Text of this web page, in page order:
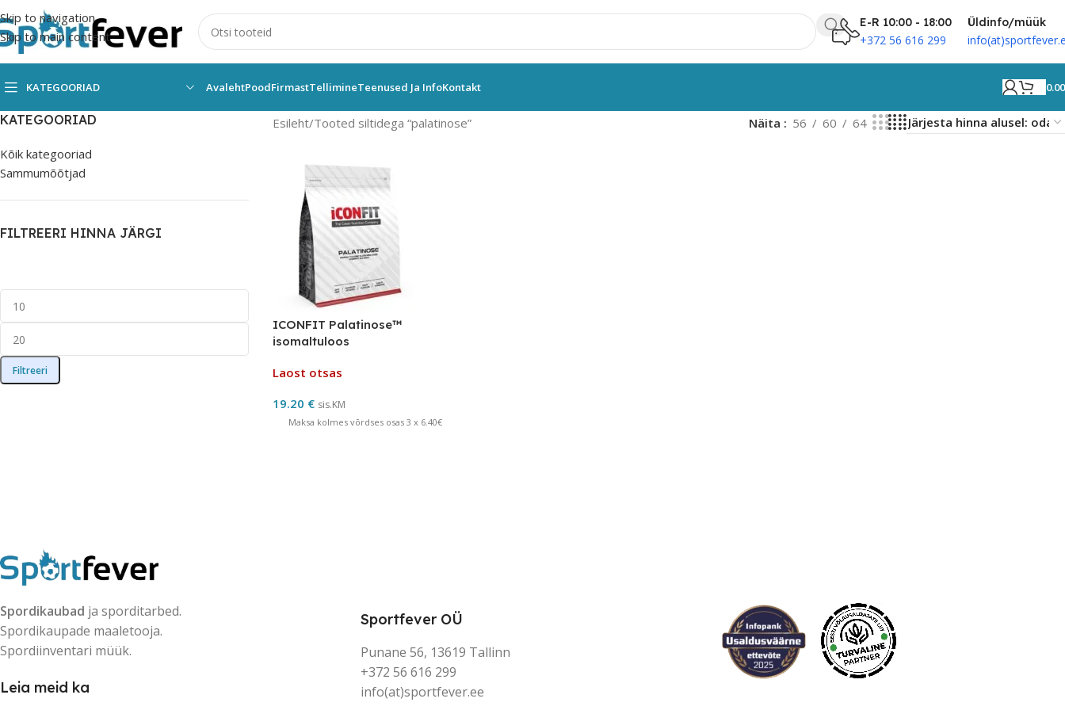
Skip to navigation
Skip to main content
E-R 10:00 - 18:00
+372 56 616 299
Üldinfo/müük
KATEGOORIAD AvalehtPoodFirmastTellimineTeenused Ja InfoKontakt
KATEGOORIAD
Kõik kategooriad
Sammumõõtjad
FILTREERI HINNA JÄRGI
Filtreeri
Esileht Tooted siltidega “palatinose” Näita 56 60 64
ICONFIT Palatinose™
isomaltuloos
Laost otsas
19.20 € sis.KM
Maksa kolmes võrdses osas 3 x 6.40€
Spordikaubad ja sporditarbed.
Spordikaupade maaletooja.
Spordiinventari müük.
Leia meid ka
Sportfever OÜ
Punane 56, 13619 Tallinn
+372 56 616 299
info(at)sportfever.ee